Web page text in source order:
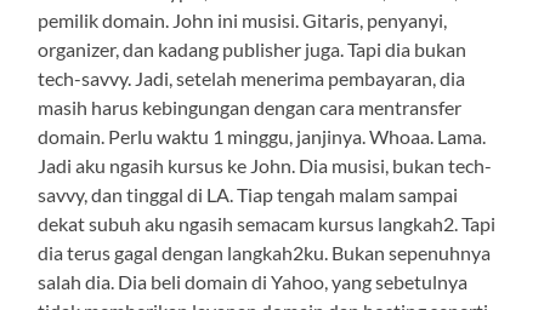
pemilik domain. John ini musisi. Gitaris, penyanyi,
organizer, dan kadang publisher juga. Tapi dia bukan
tech-savvy. Jadi, setelah menerima pembayaran, dia
masih harus kebingungan dengan cara mentransfer
domain. Perlu waktu 1 minggu, janjinya. Whoaa. Lama.
Jadi aku ngasih kursus ke John. Dia musisi, bukan tech-
savvy, dan tinggal di LA. Tiap tengah malam sampai
dekat subuh aku ngasih semacam kursus langkah2. Tapi
dia terus gagal dengan langkah2ku. Bukan sepenuhnya
salah dia. Dia beli domain di Yahoo, yang sebetulnya